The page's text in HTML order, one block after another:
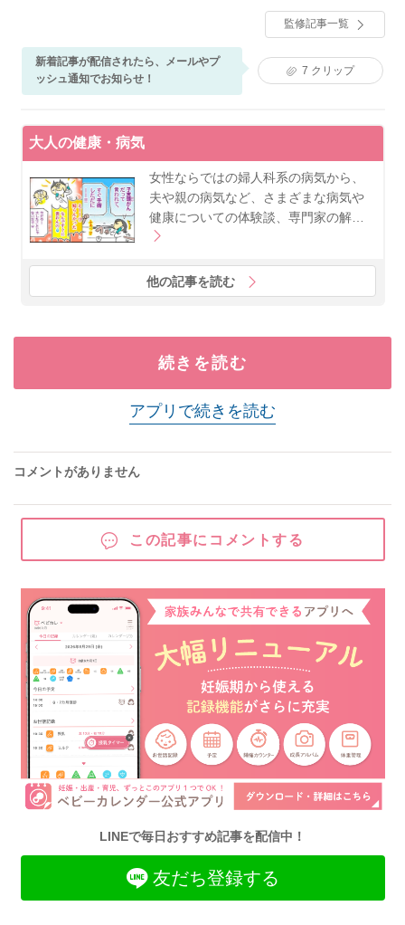
産婦人科に入局し産婦人科医として働きつつ、性科学
を学び、また東京女子医科大学東洋医学研究所で東洋
医学を学ぶ。2019年１月に地元山形県米沢市にて、こ
まがた医院を開業。著書に『子宮内膜症は自分で治せ
る（マキノ出版）』『膣の女子力～女医が教える「人
には聞けない不調」の治し方（KADOKAWA）』。
監修記事一覧
新着記事が配信されたら、メールやプ
ッシュ通知でお知らせ！
7 クリップ
大人の健康・病気
女性ならではの婦人科系の病気から、
夫や親の病気など、さまざまな病気や
健康についての体験談、専門家の解…
他の記事を読む
続きを読む
アプリで続きを読む
コメントがありません
この記事にコメントする
LINEで毎日おすすめ記事を配信中！
友だち登録する